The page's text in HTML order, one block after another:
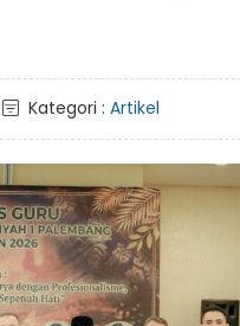
Kategori : Artikel